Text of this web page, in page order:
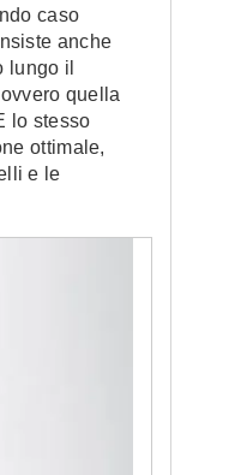
caso
anche
lungo il
quella
lo stesso
ottimale,
e le